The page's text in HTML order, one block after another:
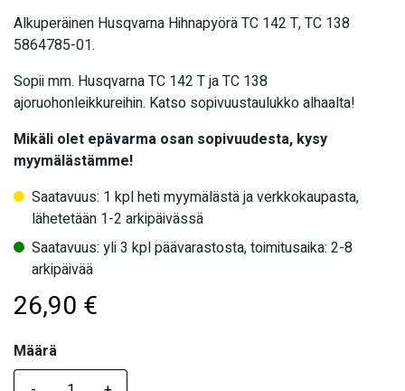
Alkuperäinen Husqvarna Hihnapyörä TC 142 T, TC 138
5864785-01.
Sopii mm. Husqvarna TC 142 T ja TC 138
ajoruohonleikkureihin. Katso sopivuustaulukko alhaalta!
Mikäli olet epävarma osan sopivuudesta, kysy
myymälästämme!
Saatavuus: 1 kpl heti myymälästä ja verkkokaupasta,
lähetetään 1-2 arkipäivässä
Saatavuus: yli 3 kpl päävarastosta, toimitusaika: 2-8
arkipäivää
26,90 €
Määrä
Määrä